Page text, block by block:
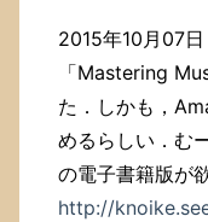
2015年10月07日
「Mastering
た．しかも，
めるらしい．む
の電子書籍版が
http://